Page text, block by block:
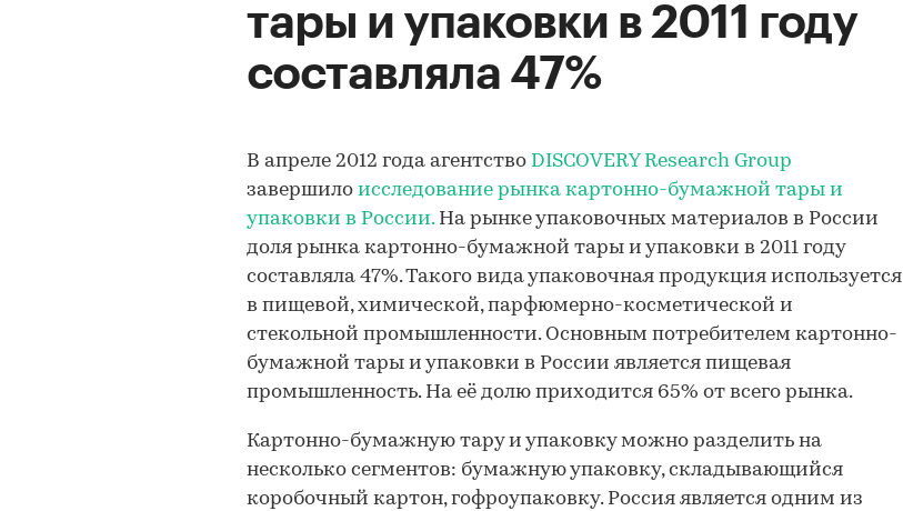
тары и упаковки в 2011 году
составляла 47%
В апреле 2012 года агентство DISCOVERY Research Group
завершило исследование рынка картонно-бумажной тары и
упаковки в России.На рынке упаковочных материалов в России
доля рынка картонно-бумажной тары и упаковки в 2011 году
составляла 47%. Такого вида упаковочная продукция используется
в пищевой, химической, парфюмерно-косметической и
стекольной промышленности. Основным потребителем картонно-
бумажной тары и упаковки в России является пищевая
промышленность. На её долю приходится 65% от всего рынка.
Картонно-бумажную тару и упаковку можно разделить на
несколько сегментов: бумажную упаковку, складывающийся
коробочный картон, гофроупаковку. Россия является одним из